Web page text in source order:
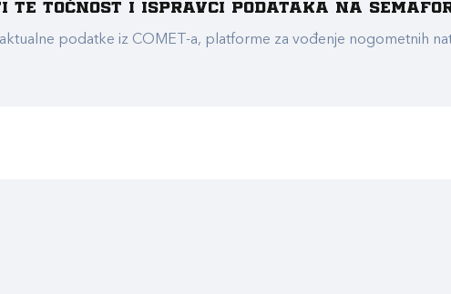
točnost i ispravci podataka na
podatke iz COMET-a, platforme za vođenje nogometnih